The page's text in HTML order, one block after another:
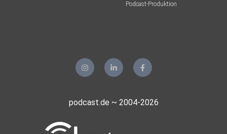
Podcast-Produktion
podcast.de ~ 2004-2026